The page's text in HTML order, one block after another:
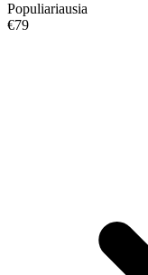
Populiariausia
€79